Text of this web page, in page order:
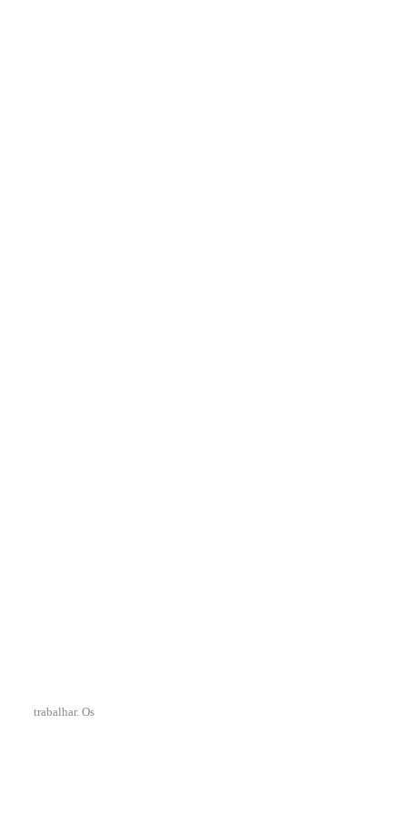
trabalhar. Os